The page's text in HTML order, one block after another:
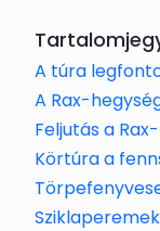
A túra
A Rax-
Feljutás a
Körtúra a